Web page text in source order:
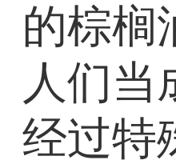
的棕榈
人们
经过特